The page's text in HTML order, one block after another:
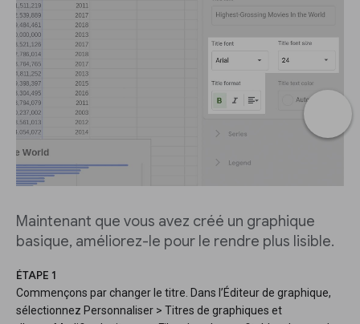
Maintenant que vous avez créé un graphique
basique, améliorez-le pour le rendre plus lisible.
ÉTAPE 1
Commençons par changer le titre. Dans l’Éditeur de graphique,
sélectionnez Personnaliser > Titres de graphiques et